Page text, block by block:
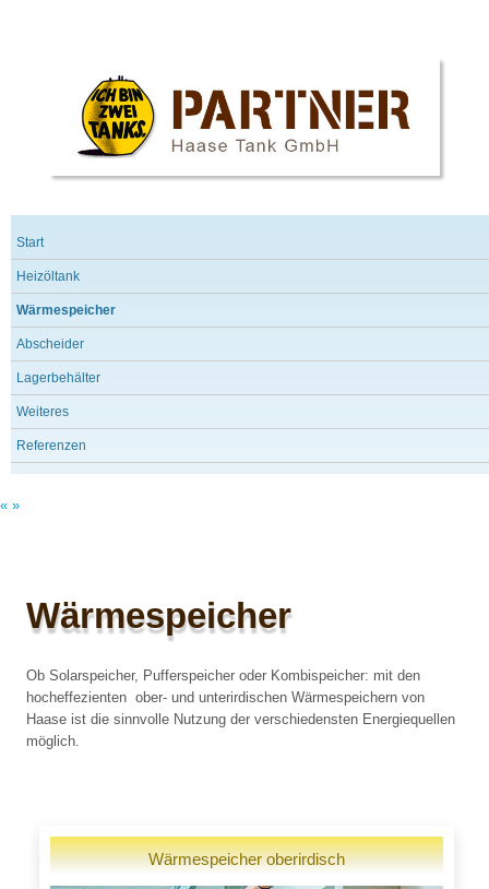
Start
Heizöltank
Wärmespeicher
Abscheider
Lagerbehälter
Weiteres
Referenzen
« »
Wärmespeicher
Ob Solarspeicher, Pufferspeicher oder Kombispeicher: mit den
hocheffezienten ober- und unterirdischen Wärmespeichern von
Haase ist die sinnvolle Nutzung der verschiedensten Energiequellen
möglich.
Wärmespeicher oberirdisch